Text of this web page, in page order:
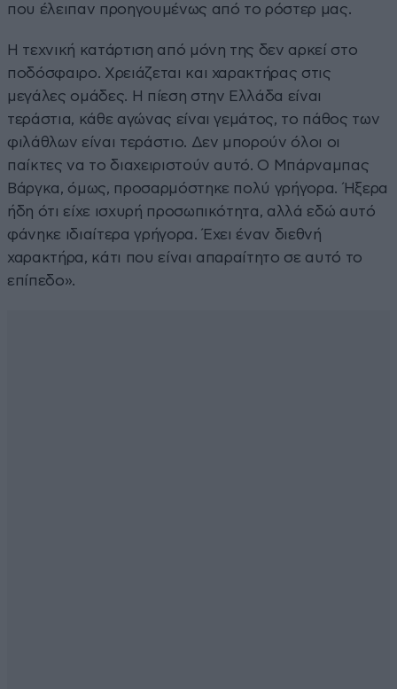
που έλειπαν προηγουμένως από το ρόστερ μας.
Η τεχνική κατάρτιση από μόνη της δεν αρκεί στο
ποδόσφαιρο. Χρειάζεται και χαρακτήρας στις
μεγάλες ομάδες. Η πίεση στην Ελλάδα είναι
τεράστια, κάθε αγώνας είναι γεμάτος, το πάθος των
φιλάθλων είναι τεράστιο. Δεν μπορούν όλοι οι
παίκτες να το διαχειριστούν αυτό. Ο Μπάρναμπας
Βάργκα, όμως, προσαρμόστηκε πολύ γρήγορα. Ήξερα
ήδη ότι είχε ισχυρή προσωπικότητα, αλλά εδώ αυτό
φάνηκε ιδιαίτερα γρήγορα. Έχει έναν διεθνή
χαρακτήρα, κάτι που είναι απαραίτητο σε αυτό το
επίπεδο».